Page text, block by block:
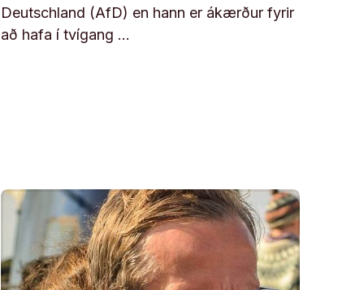
Deutschland (AfD) en hann er ákærður fyrir
að hafa í tvígang …